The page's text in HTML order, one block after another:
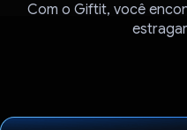
Com o Giftit, você